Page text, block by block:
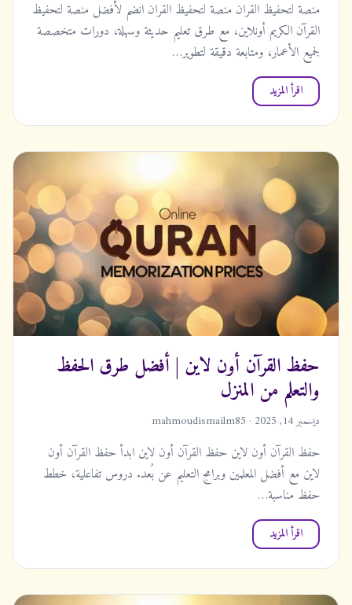
منصة لتحفيظ القران منصة لتحفيظ القران انضم لأفضل منصة لتحفيظ
القرآن الكريم أونلاين، مع طرق تعليم حديثة وسهلة، دورات متخصصة
لجميع الأعمار، ومتابعة دقيقة لتطوير…
اقرأ المزيد
حفظ القرآن أون لاين | أفضل طرق الحفظ
والتعلم من المنزل
ديسمبر 14, 2025 · mahmoudismailm85
حفظ القرآن أون لاين حفظ القرآن أون لاين ابدأ حفظ القرآن أون
لاين مع أفضل المعلمين وبرامج التعليم عن بُعد. دروس تفاعلية، خطط
حفظ مناسبة…
اقرأ المزيد